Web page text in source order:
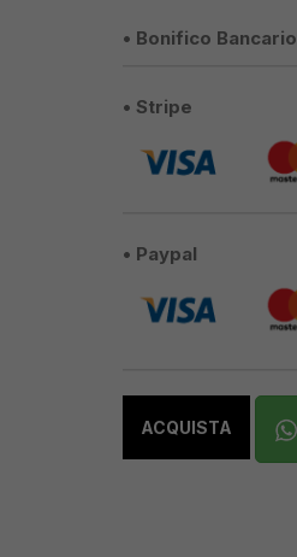
• Bonifico Bancario
• Stripe
• Paypal
ACQUISTA